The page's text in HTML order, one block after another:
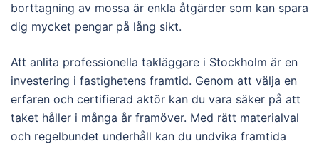
borttagning av mossa är enkla åtgärder som kan spara
dig mycket pengar på lång sikt.
Att anlita professionella takläggare i Stockholm är en
investering i fastighetens framtid. Genom att välja en
erfaren och certifierad aktör kan du vara säker på att
taket håller i många år framöver. Med rätt materialval
och regelbundet underhåll kan du undvika framtida